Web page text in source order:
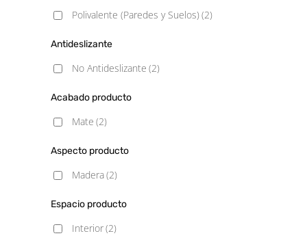
Polivalente (Paredes y Suelos)(2)
Antideslizante
No Antideslizante (2)
Acabado producto
Mate (2)
Aspecto producto
Madera(2)
Espacio producto
Interior(2)